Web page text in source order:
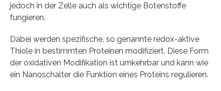
jedoch in der Zelle auch als wichtige Botenstoffe
fungieren.
Dabei werden spezifische, so genannte redox-aktive
Thiole in bestimmten Proteinen modifiziert. Diese Form
der oxidativen Modifikation ist umkehrbar und kann wie
ein Nanoschalter die Funktion eines Proteins regulieren.